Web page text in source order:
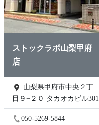
ストックラボ山梨甲府
店
目９−２０ タカオカビル301
050-5269-5844